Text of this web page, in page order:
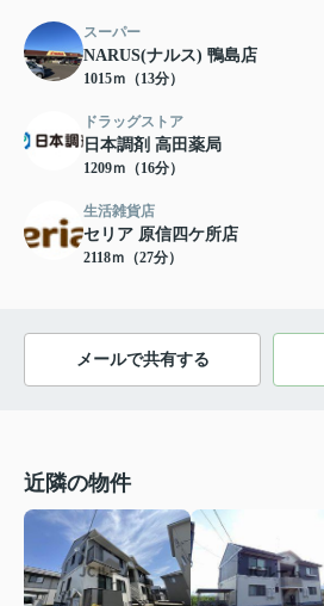
スーパー
NARUS(ナルス) 鴨島店
1015ｍ（13分）
ドラッグストア
日本調剤 高田薬局
1209ｍ（16分）
生活雑貨店
セリア 原信四ケ所店
2118ｍ（27分）
メールで共有する
近隣の物件